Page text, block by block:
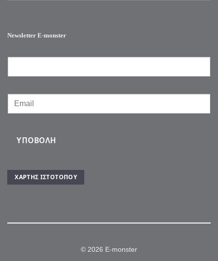
Newsletter E-monster
ΥΠΟΒΟΛΉ
ΧΆΡΤΗΣ ΙΣΤΌΤΟΠΟΥ
© 2026 E-monster